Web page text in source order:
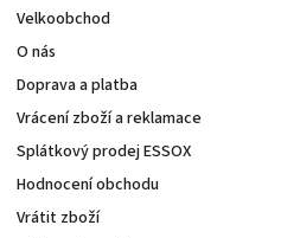
Velkoobchod
O nás
Doprava a platba
Vrácení zboží a reklamace
Splátkový prodej ESSOX
Hodnocení obchodu
Vrátit zboží